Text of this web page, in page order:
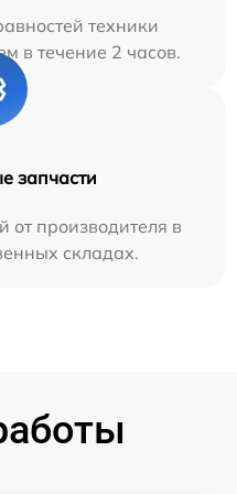
техники
в течение 2 часов.
запчасти
от производителя в
складах.